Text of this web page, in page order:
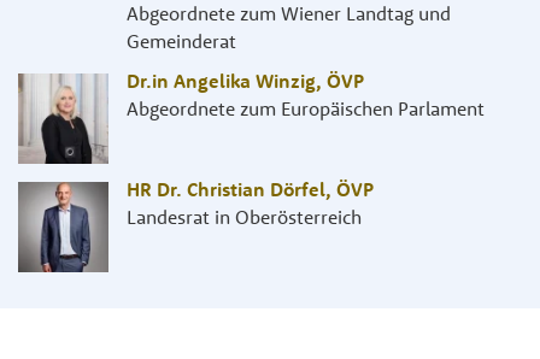
Abgeordnete zum Wiener Landtag und
Gemeinderat
Dr.in Angelika Winzig, ÖVP
Abgeordnete zum Europäischen Parlament
HR Dr. Christian Dörfel, ÖVP
Landesrat in Oberösterreich